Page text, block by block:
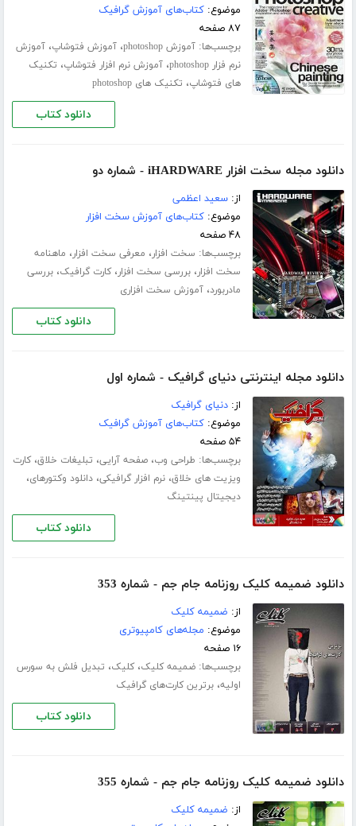
موضوع:کتاب‌های آموزش گرافیک
۸۷ صفحه
برچسب‌ها:آموزش photoshop ،آموزش فتوشاپ،آموزش
نرم فزار photoshop
،آموزش نرم افزار فتوشاپ، تکنیک
های فتوشاپ، تکنیک های photoshop
دانلود کتاب
دانلود مجله سخت افزار iHARDWARE - شماره دو
از:سعید اعظمی
موضوع:کتاب‌های آموزش سخت افزار
۴۸ صفحه
برچسب‌ها: سخت افزار، معرفی سخت افزار، ماهنامه
سخت افزار،بررسی سخت افزار،کارت گرافیک،بررسی
مادربورد،آموزش سخت افزاری
دانلود کتاب
دانلود مجله اینترنتی دنیای گرافیک - شماره اول
از:دنیای گرافیک
موضوع:کتاب‌های آموزش گرافیک
۵۴ صفحه
برچسب‌ها: طراحی وب،صفحه آرایی، تبلیغات خلاق،کارت
ویزیت های خلاق،نرم افزار گرافیکی،دانلود وکتورهای،
دیجیتال پینتینگ
دانلود کتاب
دانلود ضمیمه کلیک روزنامه جام جم - شماره 353
از: ضمیمه کلیک
موضوع: مجله‌های کامپیوتری
۱۶ صفحه
برچسب‌ها:ضمیمه کلیک،کلیک، تبدیل فلش به سورس
اولیه،برترین کارت‌های گرافیک
دانلود کتاب
دانلود ضمیمه کلیک روزنامه جام جم - شماره 355
از: ضمیمه کلیک